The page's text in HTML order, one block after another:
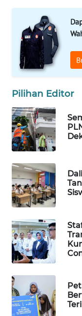
Pilihan Editor
PERSONA
WAHANA
OTOMOTIF
WAHANA
WAHANA
DESA
WISATA
LAPAK
WAHANA
Wahana
Network
KONSUMEN
LISTRIK
MASYARAKAT
WALINKI
ID